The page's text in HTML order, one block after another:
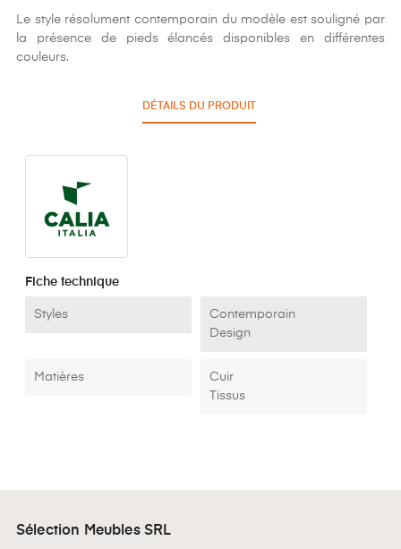
Le style résolument contemporain du modèle est souligné par
la présence de pieds élancés disponibles en différentes
couleurs.
DÉTAILS DU PRODUIT
Fiche technique
Styles
Contemporain
Design
Matières
Cuir
Tissus
Sélection Meubles SRL